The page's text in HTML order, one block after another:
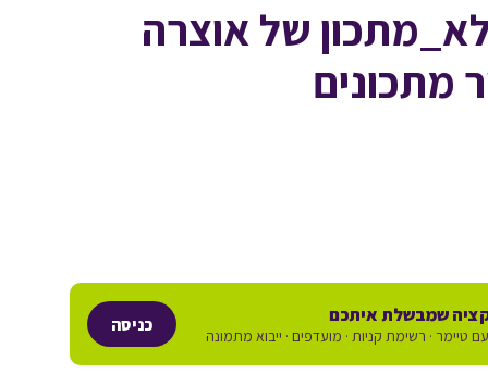
של אוצרה
מתכונים
שמבשלת איתכם
טיימר · רשימת קניות · מועדפים · ייבוא מתמונה
כניסה